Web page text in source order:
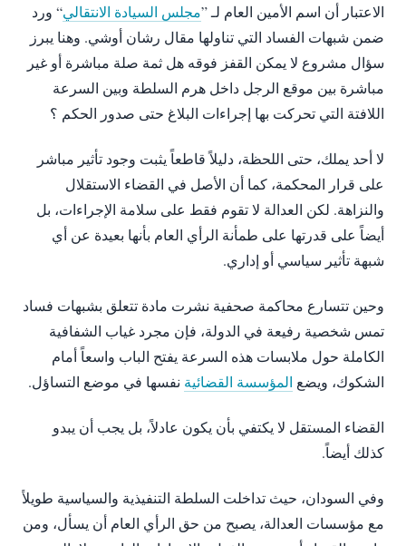
الاعتبار أن اسم الأمين العام لـ ”مجلس السيادة الانتقالي“ ورد
ضمن شبهات الفساد التي تناولها مقال رشان أوشي. وهنا يبرز
سؤال مشروع لا يمكن القفز فوقه هل ثمة صلة مباشرة أو غير
مباشرة بين موقع الرجل داخل هرم السلطة وبين السرعة
اللافتة التي تحركت بها إجراءات البلاغ حتى صدور الحكم ؟
لا أحد يملك، حتى اللحظة، دليلاً قاطعاً يثبت وجود تأثير مباشر
على قرار المحكمة، كما أن الأصل في القضاء الاستقلال
والنزاهة. لكن العدالة لا تقوم فقط على سلامة الإجراءات، بل
أيضاً على قدرتها على طمأنة الرأي العام بأنها بعيدة عن أي
شبهة تأثير سياسي أو إداري.
وحين تتسارع محاكمة صحفية نشرت مادة تتعلق بشبهات فساد
تمس شخصية رفيعة في الدولة، فإن مجرد غياب الشفافية
الكاملة حول ملابسات هذه السرعة يفتح الباب واسعاً أمام
الشكوك، ويضع المؤسسة القضائية نفسها في موضع التساؤل.
القضاء المستقل لا يكتفي بأن يكون عادلاً، بل يجب أن يبدو
كذلك أيضاً.
وفي السودان، حيث تداخلت السلطة التنفيذية والسياسية طويلاً
مع مؤسسات العدالة، يصبح من حق الرأي العام أن يسأل، ومن